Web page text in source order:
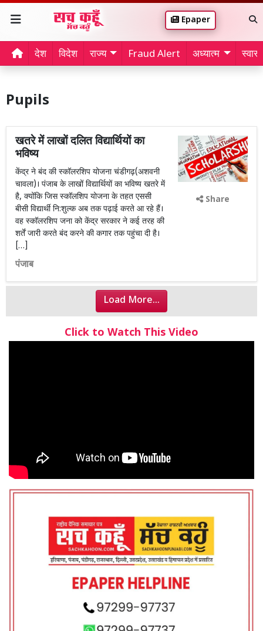
Epaper
देश विदेश राज्य Fraud Alert अध्यात्म
Pupils
खतरे में लाखों दलित विद्यार्थियों का
भविष्य
केंद्र ने बंद की स्कॉलरशिप योजना चंडीगढ़(अशवनी
चावला)। पंजाब के लाखों विद्यार्थियों का भविष्य खतरे में
है, क्योंकि जिस स्कॉलशिप योजना के तहत एससी
बीसी विद्यार्थी नि:शुल्क अब तक पढ़ाई करते आ रहे हैं।
वह स्कॉलरशिप जना को केंद्र सरकार ने कई तरह की
शर्तें जारी करते बंद करने की कगार तक पहुंचा दी है।
[…]
पंजाब
Share
Load More...
Click to Watch This Video